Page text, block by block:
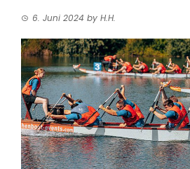
6. Juni 2024 by H.H.